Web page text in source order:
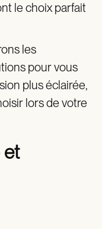
le choix parfait
les
pour vous
plus éclairée,
lors de votre
et